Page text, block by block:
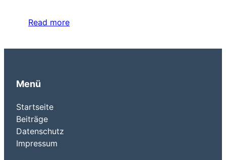
Read more
Menü
Startseite
Beiträge
Datenschutz
Impressum